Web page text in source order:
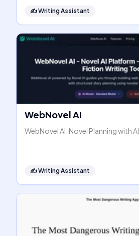
✍️Writing Assistant
WebNovel AI
WebNovel AI: Novel Planning with AI
✍️Writing Assistant